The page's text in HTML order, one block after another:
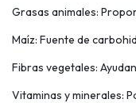
Grasas animales:
Maíz: Fuente de
Fibras vegetales:
Vitaminas y minerales: